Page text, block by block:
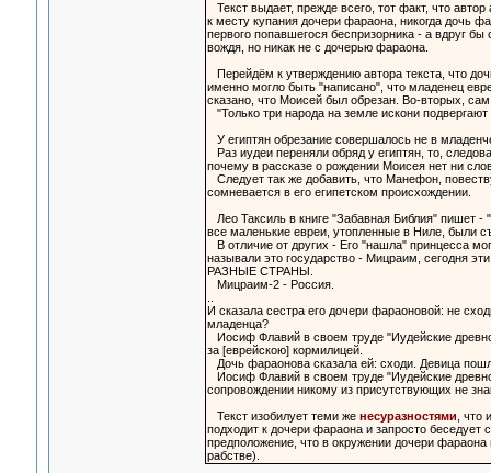
Текст выдает, прежде всего, тот факт, что
к месту купания дочери фараона, никогда дочь
первого попавшегося беспризорника - а вдруг
вождя, но никак не с дочерью фараона.
Перейдём к утверждению автора текста, что
именно могло быть "написано", что младенец
сказано, что Моисей был обрезан. Во-вторых,
"Только три народа на земле искони
У египтян обрезание совершалось не в
Раз иудеи переняли обряд у египтян, то,
почему в рассказе о рождении Моисея нет ни
Следует так же добавить, что Манефон,
сомневается в его египетском происхождении.
Лео Таксиль в книге "Забавная Библия" пишет -
все маленькие евреи, утопленные в Ниле, были
В отличие от других - Его "нашла" принцесса
называли это государство - Мицраим, сегодня
РАЗНЫЕ СТРАНЫ.
Мицраим-2 - Россия.
И сказала сестра его дочери фараоновой: не
младенца?
Иосиф Флавий в своем труде "Иудейские
за [еврейскою] кормилицей.
Дочь фараонова сказала ей: сходи. Девица
Иосиф Флавий в своем труде "Иудейские
сопровождении никому из присутствующих не
Текст изобилует теми же несуразностями ,
подходит к дочери фараона и запросто
предположение, что в окружении дочери
рабстве).